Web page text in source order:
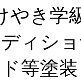
やき
ィシ
等塗